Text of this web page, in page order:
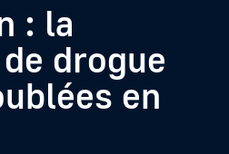
: la
drogue
en